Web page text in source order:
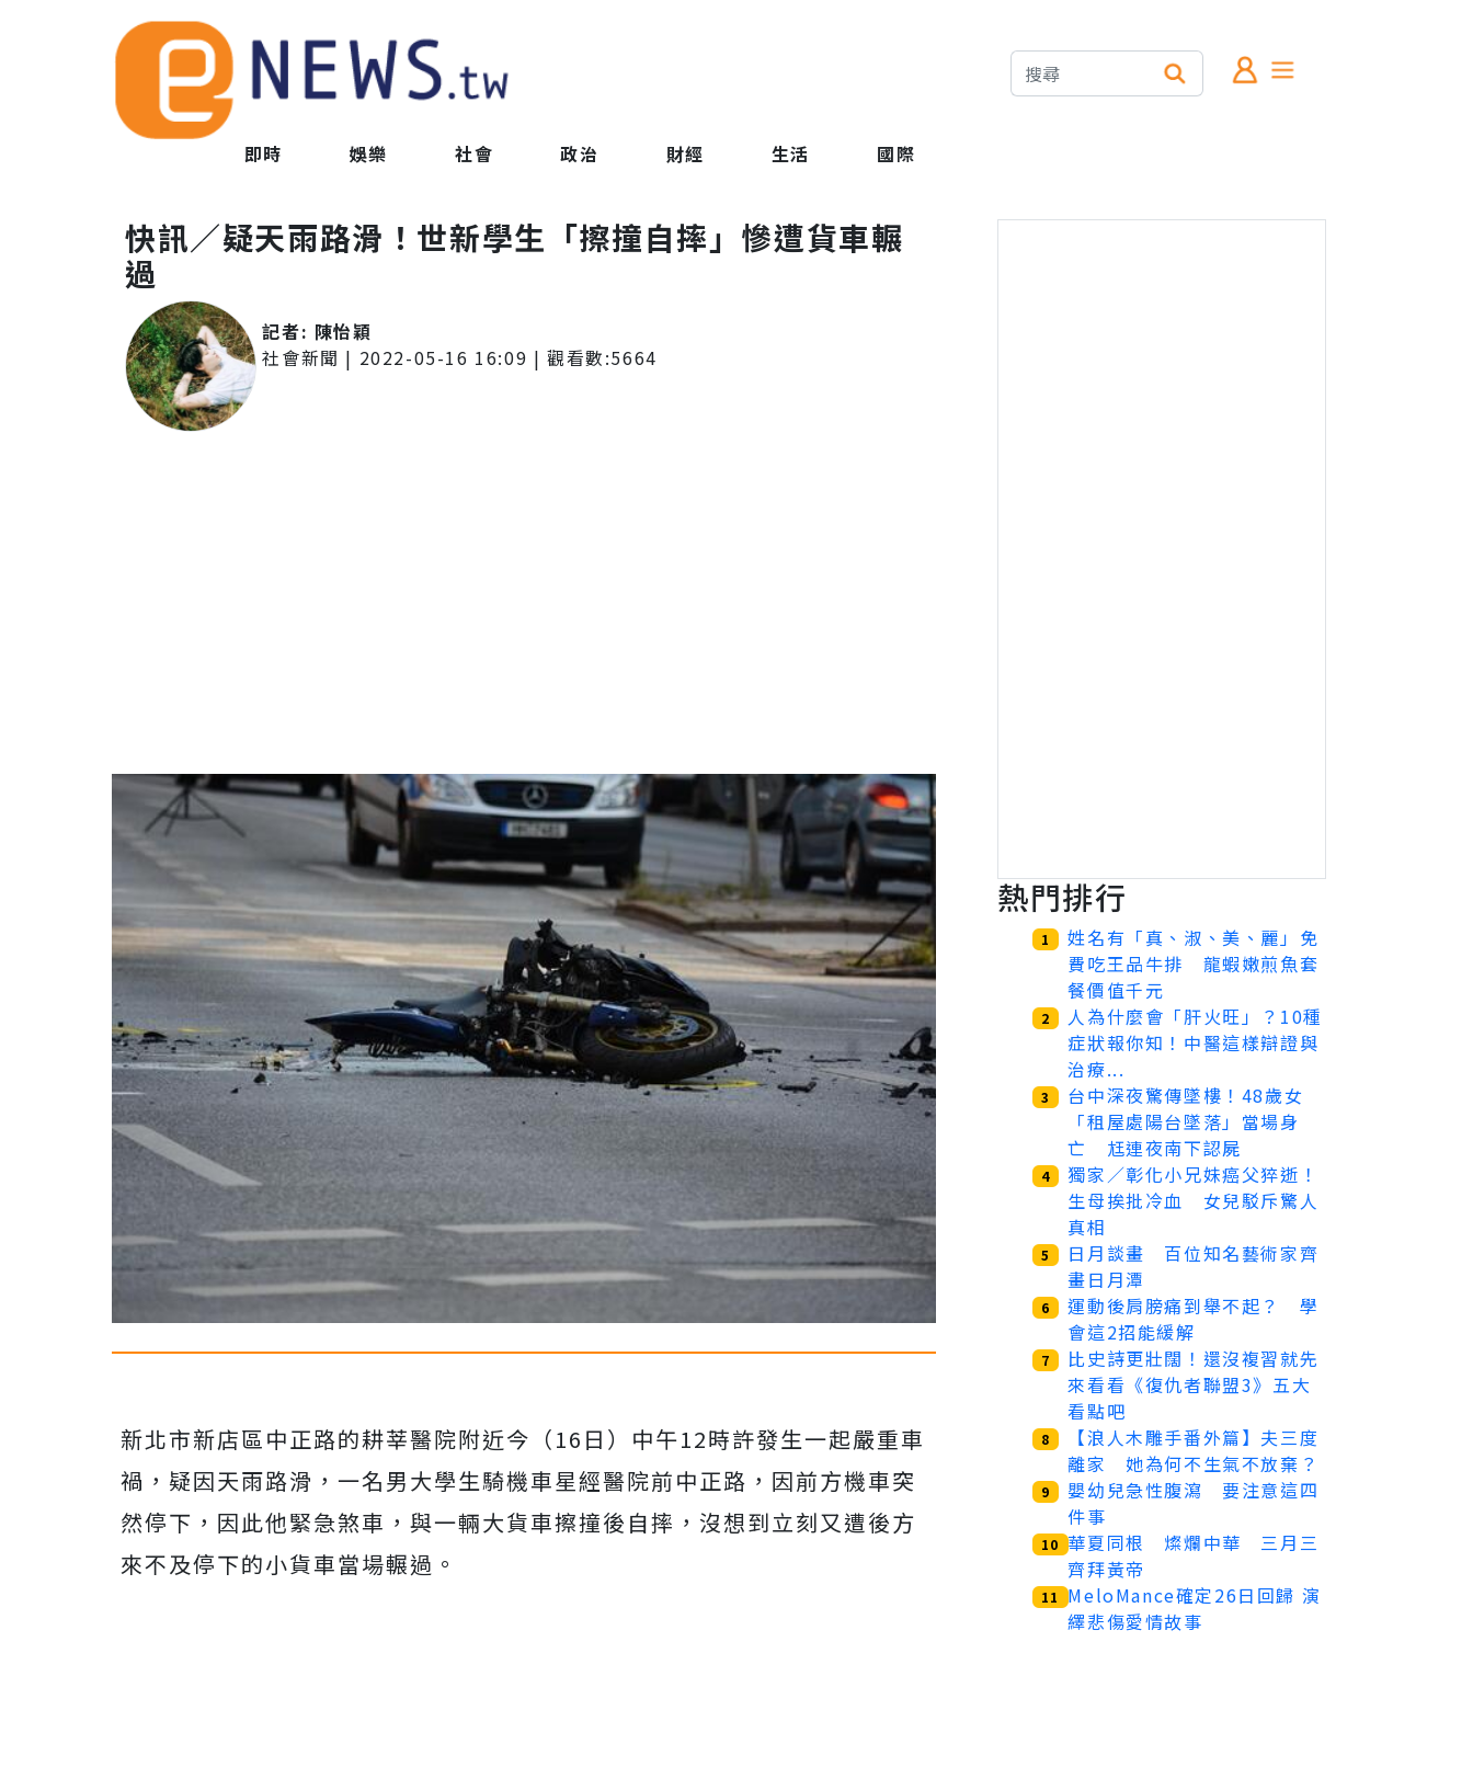
即時 娛樂 社會 政治 財經 生活 國際
快訊／疑天雨路滑！世新學生「擦撞自摔」慘遭貨車輾
過
記者: 陳怡穎
社會新聞 | 2022-05-16 16:09 | 觀看數:5664
新北市新店區中正路的耕莘醫院附近今（16 日）中午12時許發生一起嚴重車
禍，疑因天雨路滑，一名男大學生騎機車星經醫院前中正路，因前方機車突
然停下，因此他緊急煞車，與一輛大貨車擦撞後自摔，沒想到立刻又遭後方
來不及停下的小貨車當場輾過。
熱門排行
1
姓名有「真、淑、美、麗」免
費吃王品牛排 龍蝦嫩煎魚套
餐價值千元
2
人為什麼會「肝火旺」？10種
症狀報你知！中醫這樣辯證與
治療...
3
台中深夜驚傳墜樓！48歲女
「租屋處陽台墜落」當場身
亡 尪連夜南下認屍
4
獨家／彰化小兄妹癌父猝逝！
生母挨批冷血 女兒駁斥驚人
真相
5
日月談畫 百位知名藝術家齊
畫日月潭
6
運動後肩膀痛到舉不起？ 學
會這2招能緩解
7
比史詩更壯闊！還沒複習就先
來看看《復仇者聯盟3》五大
看點吧
8
【浪人木雕手番外篇】夫三度
離家 她為何不生氣不放棄？
9
嬰幼兒急性腹瀉 要注意這四
件事
10 華夏同根 燦爛中華 三月三
齊拜黃帝
11
MeloMance確定26日回歸 演
繹悲傷愛情故事